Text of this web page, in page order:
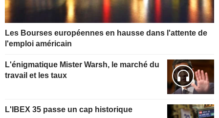
Les Bourses européennes en hausse dans l'attente de
l'emploi américain
L'énigmatique Mister Warsh, le marché du
travail et les taux
L'IBEX 35 passe un cap historique